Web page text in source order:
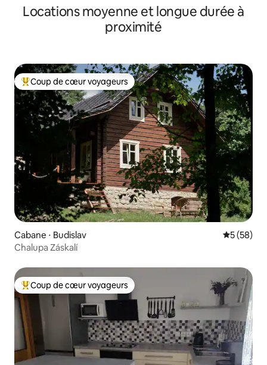
Locations moyenne et longue durée à
proximité
Coups de cœur voyageurs les plus appréciés
Coup de cœur voyageurs
Cabane ⋅ Budislav
5 (58)
Chalupa Záskalí
Coups de cœur voyageurs les plus appréciés
Coup de cœur voyageurs